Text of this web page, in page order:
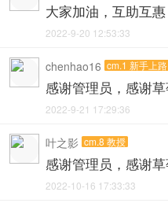
大家加油，互助互惠
2022-9-20 12:53:33
chenhao16 cm.1 新手上路
感谢管理员，感谢
2022-9-21 17:29:36
叶之影 cm.8 教授
感谢管理员，感谢
2022-10-16 17:33:33